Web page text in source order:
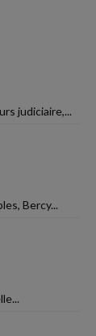
judiciaire,...
Bercy...